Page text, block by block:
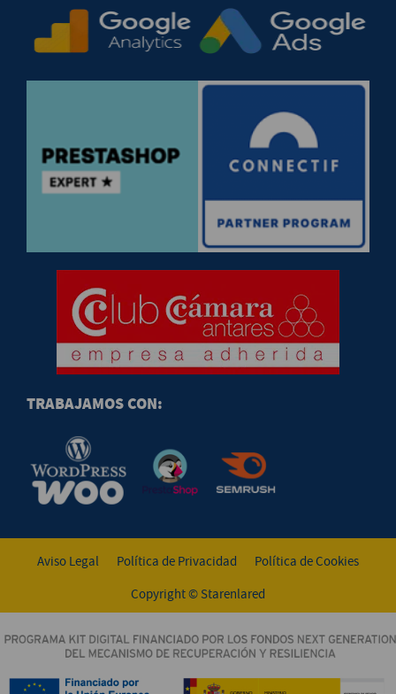
TRABAJAMOS CON:
Aviso Legal Política de Privacidad
Política de Cookies
Copyright © Starenlared